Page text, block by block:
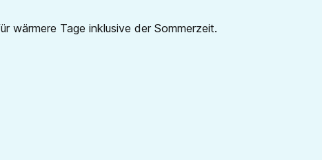
wärmere Tage inklusive der Sommerzeit.